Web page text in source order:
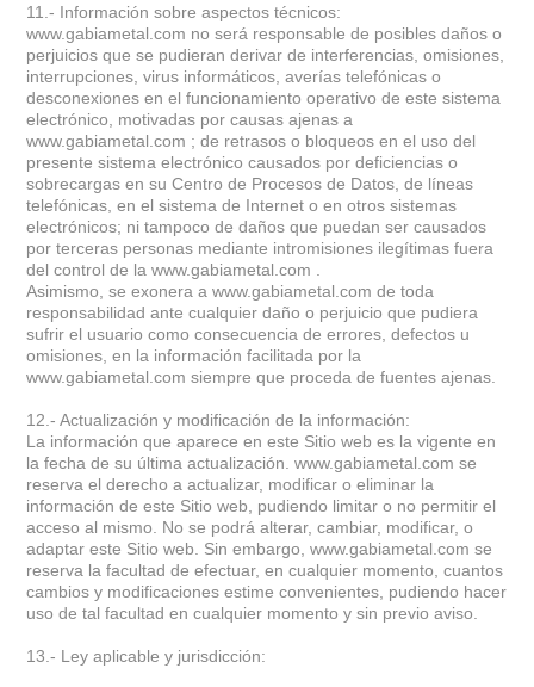
11.- Información sobre aspectos técnicos:
www.gabiametal.com no será responsable de posibles daños o
perjuicios que se pudieran derivar de interferencias, omisiones,
interrupciones, virus informáticos, averías telefónicas o
desconexiones en el funcionamiento operativo de este sistema
electrónico, motivadas por causas ajenas a
www.gabiametal.com ; de retrasos o bloqueos en el uso del
presente sistema electrónico causados por deficiencias o
sobrecargas en su Centro de Procesos de Datos, de líneas
telefónicas, en el sistema de Internet o en otros sistemas
electrónicos; ni tampoco de daños que puedan ser causados
por terceras personas mediante intromisiones ilegítimas fuera
del control de la www.gabiametal.com .
Asimismo, se exonera a www.gabiametal.com de toda
responsabilidad ante cualquier daño o perjuicio que pudiera
sufrir el usuario como consecuencia de errores, defectos u
omisiones, en la información facilitada por la
www.gabiametal.com siempre que proceda de fuentes ajenas.
12.- Actualización y modificación de la información:
La información que aparece en este Sitio web es la vigente en
la fecha de su última actualización. www.gabiametal.com se
reserva el derecho a actualizar, modificar o eliminar la
información de este Sitio web, pudiendo limitar o no permitir el
acceso al mismo. No se podrá alterar, cambiar, modificar, o
adaptar este Sitio web. Sin embargo, www.gabiametal.com se
reserva la facultad de efectuar, en cualquier momento, cuantos
cambios y modificaciones estime convenientes, pudiendo hacer
uso de tal facultad en cualquier momento y sin previo aviso.
13.- Ley aplicable y jurisdicción: